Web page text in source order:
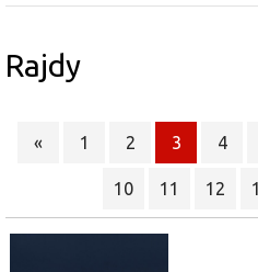
Rajdy
« 1 2 3 4
10 11 12